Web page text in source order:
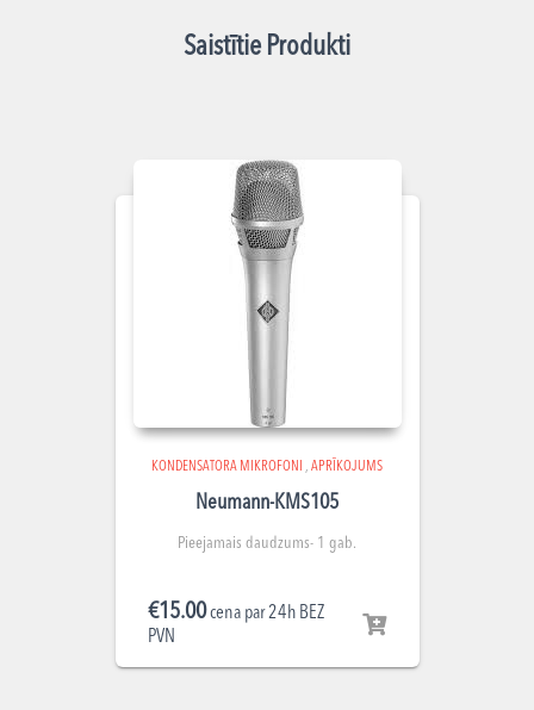
Saistītie Produkti
KONDENSATORA MIKROFONI , APRĪKOJUMS
Neumann-KMS105
Pieejamais daudzums- 1 gab.
€15.00cena par 24h BEZ
PVN